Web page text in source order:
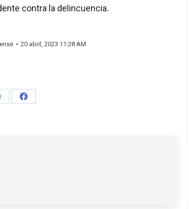
contra la delincuencia.
20 abril, 2023 11:28 AM
Share